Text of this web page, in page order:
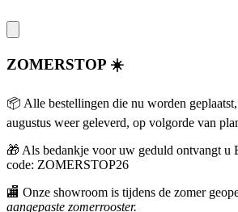
ZOMERSTOP ☀️
📦 Alle bestellingen die nu worden
augustus weer geleverd, op volgorde van
🎁 Als bedankje voor uw geduld ontvangt u
code: ZOMERSTOP26
🏬 Onze showroom is tijdens de zomer
aangepaste zomerrooster.